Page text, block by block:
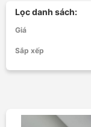
Lọc danh sách:
Giá
Sắp xếp